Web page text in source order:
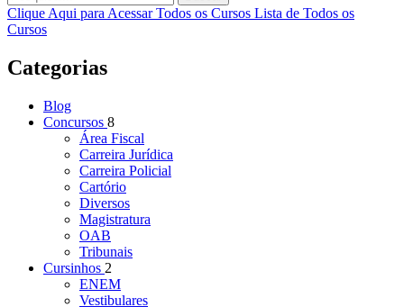
Clique Aqui para Acessar Todos os Cursos Lista de Todos os
Cursos
Categorias
Blog
Concursos 8
Área Fiscal
Carreira Jurídica
Carreira Policial
Cartório
Diversos
Magistratura
OAB
Tribunais
Cursinhos 2
ENEM
Vestibulares